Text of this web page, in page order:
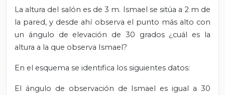
La altura del salón es de 3 m. Ismael se sitúa a 2 m de
la pared, y desde ahí observa el punto más alto con
un ángulo de elevación de 30 grados ¿cuál es la
altura a la que observa Ismael?
En el esquema se identifica los siguientes datos:
El ángulo de observación de Ismael es igual a 30